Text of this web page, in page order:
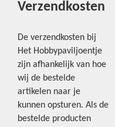
Verzendkosten
De verzendkosten bij
Het Hobbypaviljoentje
zijn afhankelijk van hoe
wij de bestelde
artikelen naar je
kunnen opsturen. Als de
bestelde producten